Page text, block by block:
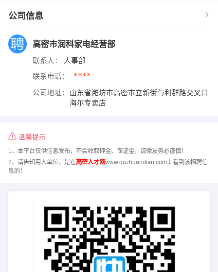
公司信息
高密市润科家电经营部
联系人： 人事部
联系电话： ****
公司地址：
山东省潍坊市高密市立新街与利群路交叉口
海尔专卖店
温馨提示
1、本平台仅供信息发布，不会收取押金、保证金，请微友务必谨慎！
2、请告知用人单位，是在高密人才网www.quzhuandian.com上看到该招聘信
息的！